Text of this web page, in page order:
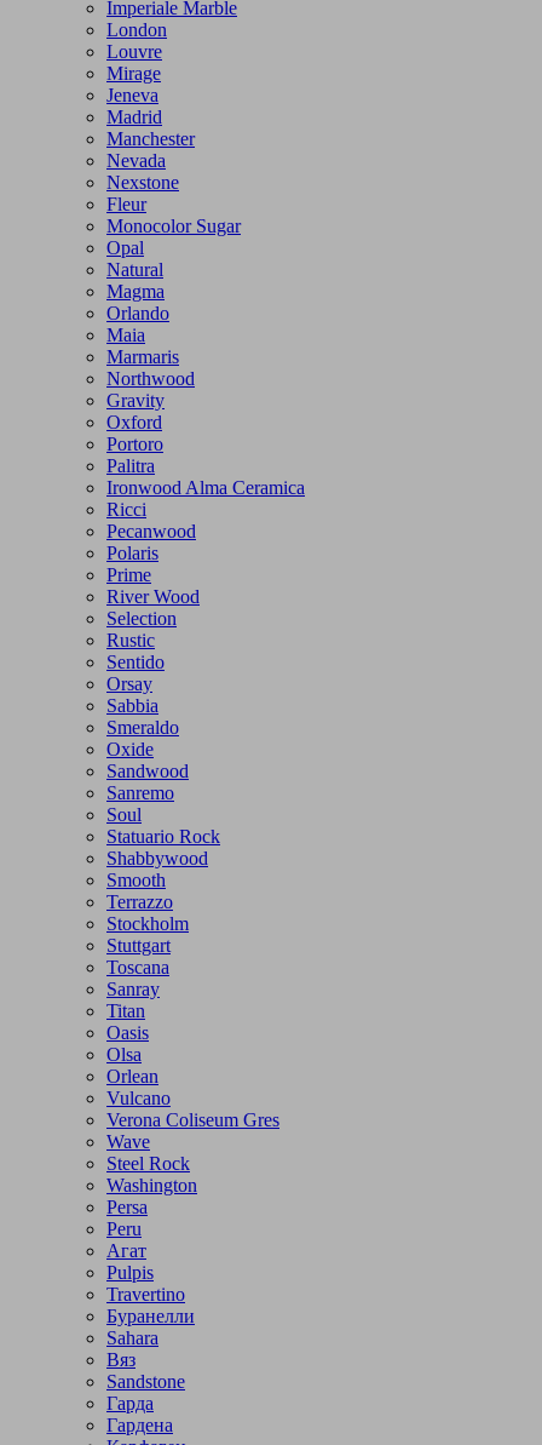
Imperiale Marble
London
Louvre
Mirage
Jeneva
Madrid
Manchester
Nevada
Nexstone
Fleur
Monocolor Sugar
Opal
Natural
Magma
Orlando
Maia
Marmaris
Northwood
Gravity
Oxford
Portoro
Palitra
Ironwood Alma Ceramica
Ricci
Pecanwood
Polaris
Prime
River Wood
Selection
Rustic
Sentido
Orsay
Sabbia
Smeraldo
Oxide
Sandwood
Sanremo
Soul
Statuario Rock
Shabbywood
Smooth
Terrazzo
Stockholm
Stuttgart
Toscana
Sanray
Titan
Oasis
Olsa
Orlean
Vulcano
Verona Coliseum Gres
Wave
Steel Rock
Washington
Persa
Peru
Агат
Pulpis
Travertino
Буранелли
Sahara
Вяз
Sandstone
Гарда
Гардена